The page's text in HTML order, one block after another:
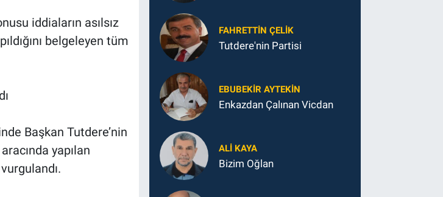
iddiaların asılsız
belgeleyen tüm
Başkan Tutdere’nin
yapılan
FAHRETTIN ÇELİK
Tutdere'nin Partisi
EBUBEKIR AYTEKIN
Enkazdan Çalınan Vicdan
ALI KAYA
Bizim Oğlan